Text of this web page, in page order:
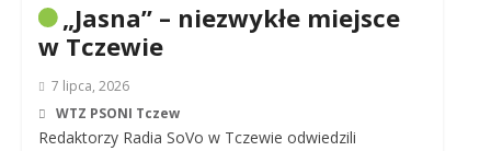
„Jasna” – niezwykłe miejsce
w Tczewie
7 lipca, 2026
WTZ PSONI Tczew
Redaktorzy Radia SoVo w Tczewie odwiedzili